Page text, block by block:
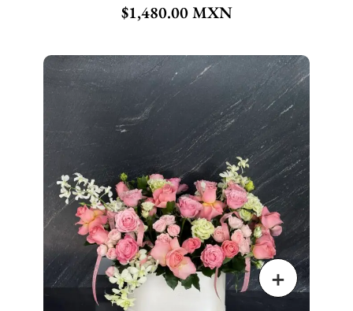
$1,480.00